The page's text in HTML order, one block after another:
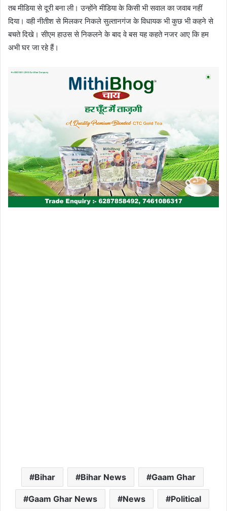
तब मीडिया से दूरी बना ली। उन्होंने मीडिया के किसी भी सवाल का जवाब नहीं
दिया। वही नीतीश से मिलकर निकले सुल्तानगंज के विधायक भी कुछ भी कहने से
बचते दिखे। सीएम हाउस से निकलने के बाद वे बस यह कहते नजर आए कि हम
अभी घर जा रहे हैं।
Bihar Bihar News Gaam Ghar
Gaam Ghar News News Political